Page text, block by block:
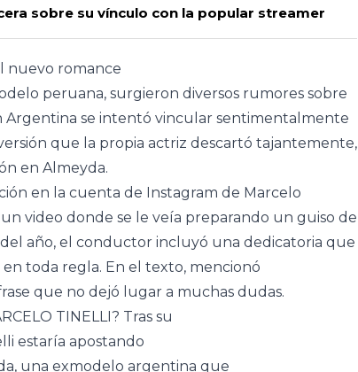
sobre su vínculo con la popular streamer
nuevo romance
peruana, surgieron diversos rumores sobre
Argentina se intentó vincular sentimentalmente
que la propia actriz descartó tajantemente,
en Almeyda.
en la cuenta de Instagram de Marcelo
video donde se le veía preparando un guiso de
año, el conductor incluyó una dedicatoria que
toda regla. En el texto, mencionó
que no dejó lugar a muchas dudas.
TINELLI? Tras su
estaría apostando
una exmodelo argentina que